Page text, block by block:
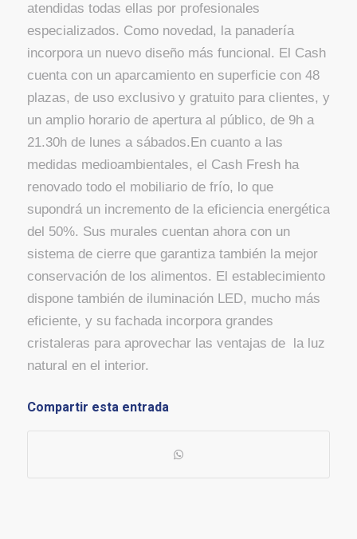
atendidas todas ellas por profesionales
especializados. Como novedad, la panadería
incorpora un nuevo diseño más funcional. El Cash
cuenta con un aparcamiento en superficie con 48
plazas, de uso exclusivo y gratuito para clientes, y
un amplio horario de apertura al público, de 9h a
21.30h de lunes a sábados.En cuanto a las
medidas medioambientales, el Cash Fresh ha
renovado todo el mobiliario de frío, lo que
supondrá un incremento de la eficiencia energética
del 50%. Sus murales cuentan ahora con un
sistema de cierre que garantiza también la mejor
conservación de los alimentos. El establecimiento
dispone también de iluminación LED, mucho más
eficiente, y su fachada incorpora grandes
cristaleras para aprovechar las ventajas de la luz
natural en el interior.
Compartir esta entrada